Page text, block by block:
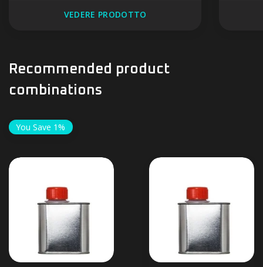
VEDERE PRODOTTO
Recommended product
combinations
You Save 1%